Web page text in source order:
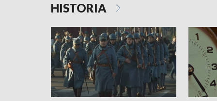
HISTORIA